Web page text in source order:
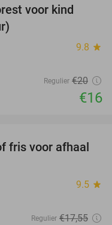
voor kind
9.8 star
Regulier €20
€16
60%
fris voor afhaal
9.5 star
Regulier €17,55